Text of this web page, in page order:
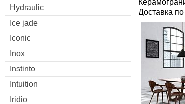
Hydraulic
Ice jade
Iconic
Inox
Instinto
Intuition
Iridio
Доставка